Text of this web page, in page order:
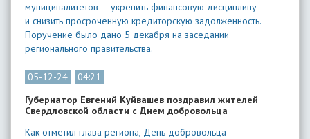
муниципалитетов — укрепить финансовую дисциплину
и снизить просроченную кредиторскую задолженность.
Поручение было дано 5 декабря на заседании
регионального правительства.
05-12-24
04:21
Губернатор Евгений Куйвашев поздравил жителей
Свердловской области с Днем добровольца
Как отметил глава региона, День добровольца –